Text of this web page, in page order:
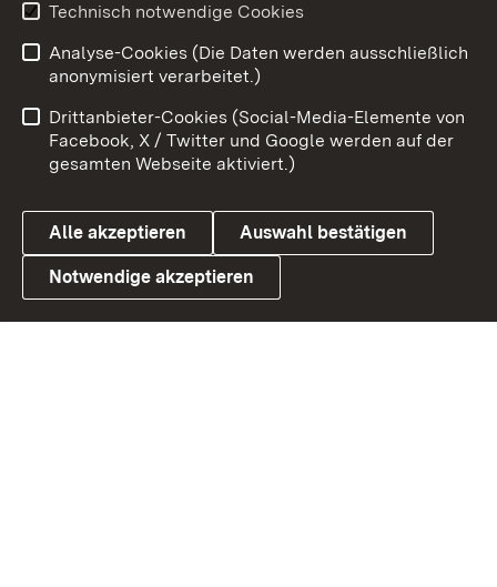
Link zum Landesportal
Impressum
Kontakt
Barrierefreiheit
Datenschutz
Cookies
Technisch notwendige Cookies
Analyse-Cookies (Die Daten werden ausschließlich
anonymisiert verarbeitet.)
Drittanbieter-Cookies (Social-Media-Elemente von
Facebook, X / Twitter und Google werden auf der
gesamten Webseite aktiviert.)
Alle akzeptieren Auswahl bestätigen
Notwendige akzeptieren